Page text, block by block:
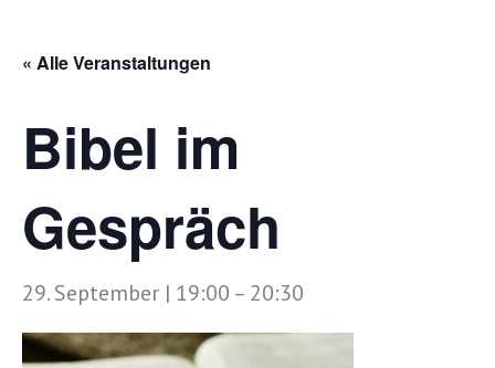
« Alle Veranstaltungen
Bibel im
Gespräch
29. September | 19:00 – 20:30